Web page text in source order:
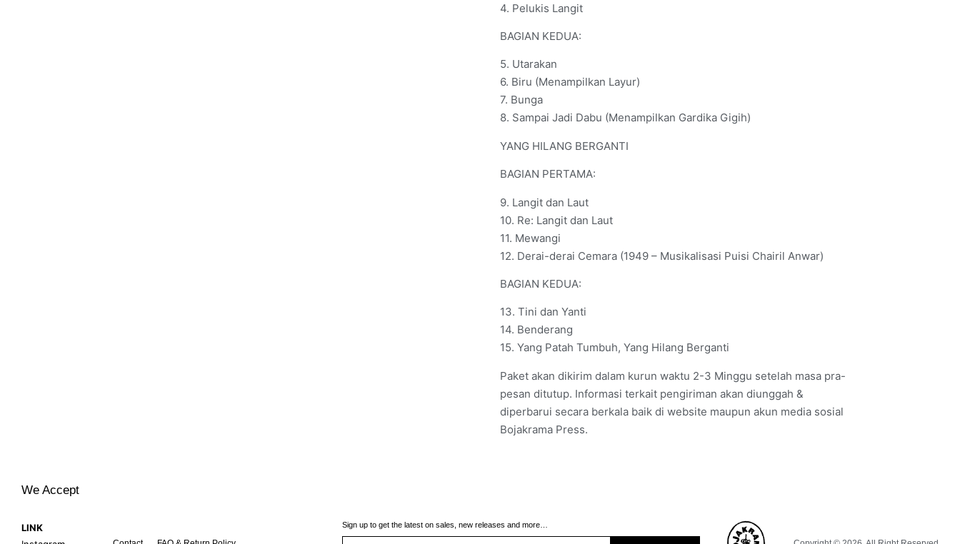
4. Pelukis Langit
BAGIAN KEDUA:
5. Utarakan
6. Biru (Menampilkan Layur)
7. Bunga
8. Sampai Jadi Dabu (Menampilkan Gardika Gigih)
YANG HILANG BERGANTI
BAGIAN PERTAMA:
9. Langit dan Laut
10. Re: Langit dan Laut
11. Mewangi
12. Derai-derai Cemara (1949 – Musikalisasi Puisi Chairil Anwar)
BAGIAN KEDUA:
13. Tini dan Yanti
14. Benderang
15. Yang Patah Tumbuh, Yang Hilang Berganti
Paket akan dikirim dalam kurun waktu 2-3 Minggu setelah masa pra-
pesan ditutup. Informasi terkait pengiriman akan diunggah &
diperbarui secara berkala baik di website maupun akun media sosial
Bojakrama Press.
We Accept
LINK
Sign up to get the latest on sales, new releases and more…